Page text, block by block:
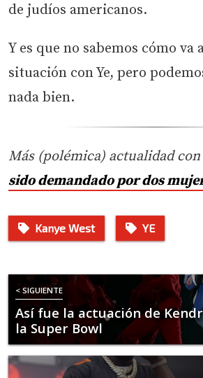
de judíos americanos.
Y es que no sabemos cómo va
situación con Ye, pero
nada bien.
Más (polémica) actualidad con
sido demandado por dos
Kanye West YE
< SIGUIENTE
Así fue la actuación de
la Super Bowl